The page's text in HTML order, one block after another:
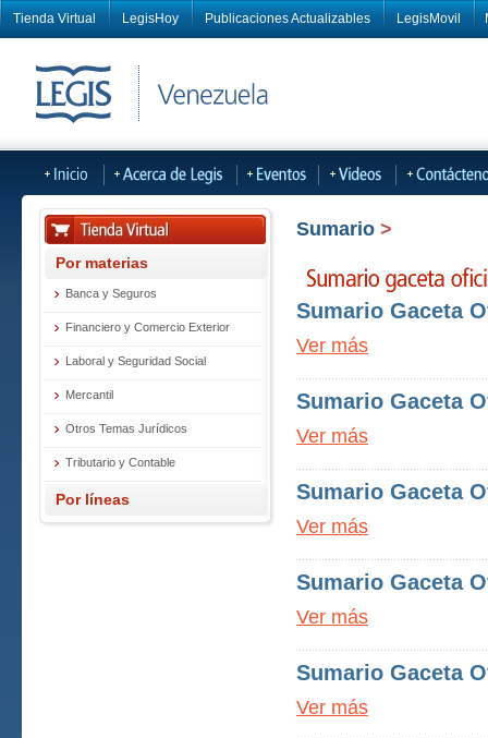
Tienda Virtual LegisHoy Publicaciones Actualizables LegisMovil
Por materias
Banca y Seguros
Financiero y Comercio Exterior
Laboral y Seguridad Social
Mercantil
Otros Temas Jurídicos
Tributario y Contable
Por líneas
Sumario >
Sumario Gaceta
Ver más
Sumario Gaceta
Ver más
Sumario Gaceta
Ver más
Sumario Gaceta
Ver más
Sumario Gaceta
Ver más